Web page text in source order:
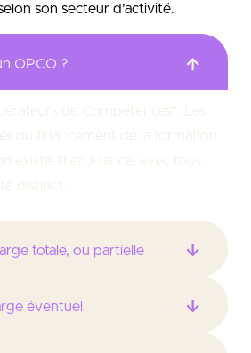
son secteur d’activité.
OPCO ?
de Compétences”. Les
du financement de la formation
existe 11 en France, avec tous
distinct.
totale, ou partielle
éventuel